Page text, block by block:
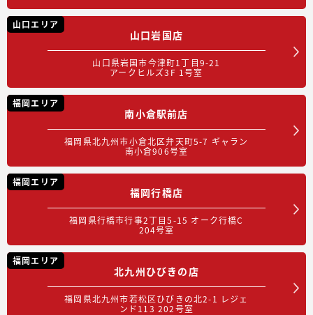
山口エリア
山口岩国店
山口県岩国市今津町1丁目9-21
アークヒルズ3F 1号室
福岡エリア
南小倉駅前店
福岡県北九州市小倉北区弁天町5-7 ギャラン
南小倉906号室
福岡エリア
福岡行橋店
福岡県行橋市行事2丁目5-15 オーク行橋C
204号室
福岡エリア
北九州ひびきの店
福岡県北九州市若松区ひびきの北2-1 レジェ
ンド113 202号室